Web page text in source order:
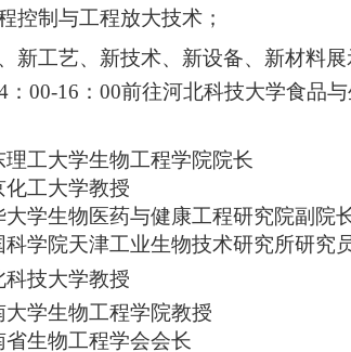
控制与工程放大技术；
新工艺、新技术、新设备、新材料展
：00-16：00前往河北科技大学食品
理工大学生物工程学院院长
化工大学教授
大学生物医药与健康工程研究院副院
科学院天津工业生物技术研究所研究
科技大学教授
大学生物工程学院教授
省生物工程学会会长